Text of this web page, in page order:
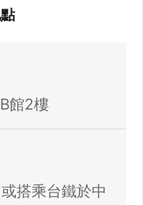
館2樓
搭乘台鐵於中